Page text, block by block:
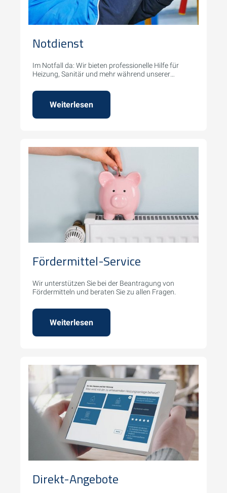
Notdienst
Im Notfall da: Wir bieten professionelle Hilfe für
Heizung, Sanitär und mehr während unserer
Weiterlesen
Fördermittel-Service
Wir unterstützen Sie bei der Beantragung von
Fördermitteln und beraten Sie zu allen Fragen.
Weiterlesen
Direkt-Angebote